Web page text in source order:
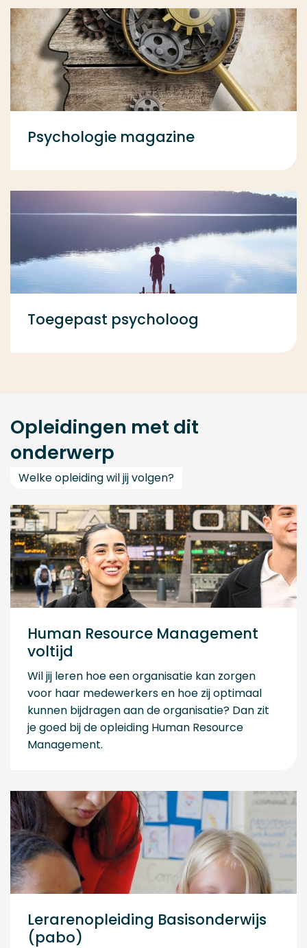
Psychologie magazine
Toegepast psycholoog
Opleidingen met dit
onderwerp
Welke opleiding wil jij volgen?
Human Resource Management
voltijd
Wil jij leren hoe een organisatie kan zorgen
voor haar medewerkers en hoe zij optimaal
kunnen bijdragen aan de organisatie? Dan zit
je goed bij de opleiding Human Resource
Management.
Lerarenopleiding Basisonderwijs
(pabo)